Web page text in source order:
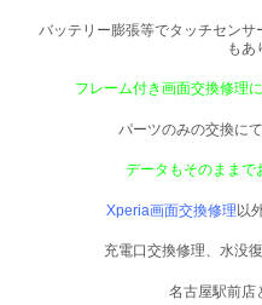
バッテリー膨張等でタッチセン
もあ
フレーム付き画面交換修理
パーツのみの交換に
データもそのままで
Xperia画面交換修理以
充電口交換修理、水没
名古屋駅前店